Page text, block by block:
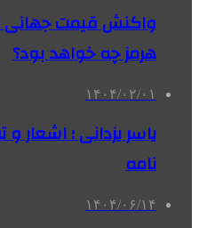
واکنش قیمت
هرمز چه خواهد بود؟
۱۴۰۴/۰۲/۰۱
یاسر یزدانی ؛ اشعار
نامه
۱۴۰۴/۰۶/۱۴